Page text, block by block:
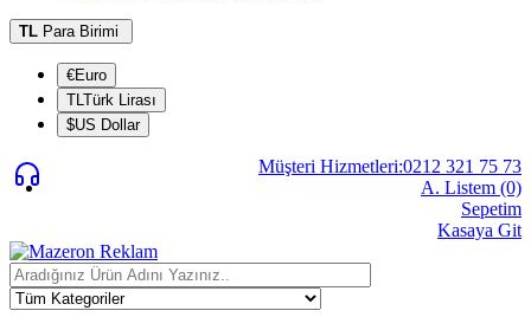
TL Para Birimi
€Euro
TLTürk Lirası
$US Dollar
Müşteri Hizmetleri:0212 321 75 73
A. Listem (0)
Sepetim
Kasaya Git